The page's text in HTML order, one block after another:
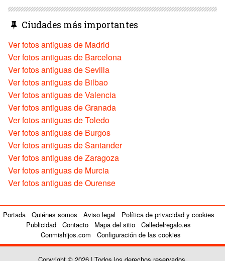
Ciudades más importantes
Ver fotos antiguas de Madrid
Ver fotos antiguas de Barcelona
Ver fotos antiguas de Sevilla
Ver fotos antiguas de Bilbao
Ver fotos antiguas de Valencia
Ver fotos antiguas de Granada
Ver fotos antiguas de Toledo
Ver fotos antiguas de Burgos
Ver fotos antiguas de Santander
Ver fotos antiguas de Zaragoza
Ver fotos antiguas de Murcia
Ver fotos antiguas de Ourense
Portada Quiénes somos Aviso legal
Política de privacidad y cookies
Publicidad
Contacto Mapa del sitio
Calledelregalo.es
Conmishijos.com
Configuración de las cookies